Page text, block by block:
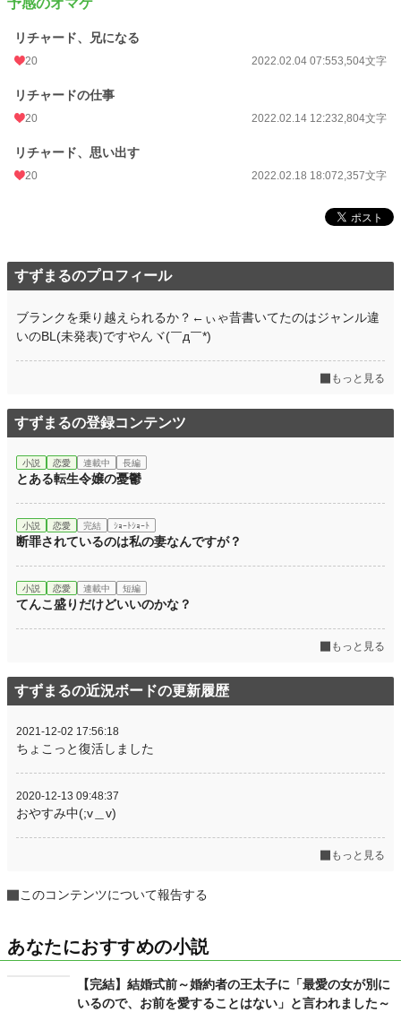
予感のオマケ
リチャード、兄になる
20 2022.02.04 07:553,504文字
リチャードの仕事
20 2022.02.14 12:232,804文字
リチャード、思い出す
20 2022.02.18 18:072,357文字
すずまるのプロフィール
ブランクを乗り越えられるか？←ぃゃ昔書いてたのはジャンル違
いのBL(未発表)ですやんヾ(￣д￣*)
もっと見る
すずまるの登録コンテンツ
小説 恋愛 連載中 長編
とある転生令嬢の憂鬱
小説 恋愛 完結 ｼｮｰﾄｼｮｰﾄ
断罪されているのは私の妻なんですが？
小説 恋愛 連載中 短編
てんこ盛りだけどいいのかな？
もっと見る
すずまるの近況ボードの更新履歴
2021-12-02 17:56:18
ちょこっと復活しました
2020-12-13 09:48:37
おやすみ中(;v＿v)
もっと見る
このコンテンツについて報告する
あなたにおすすめの小説
【完結】結婚式前～婚約者の王太子に「最愛の女が別に
いるので、お前を愛することはない」と言われました～